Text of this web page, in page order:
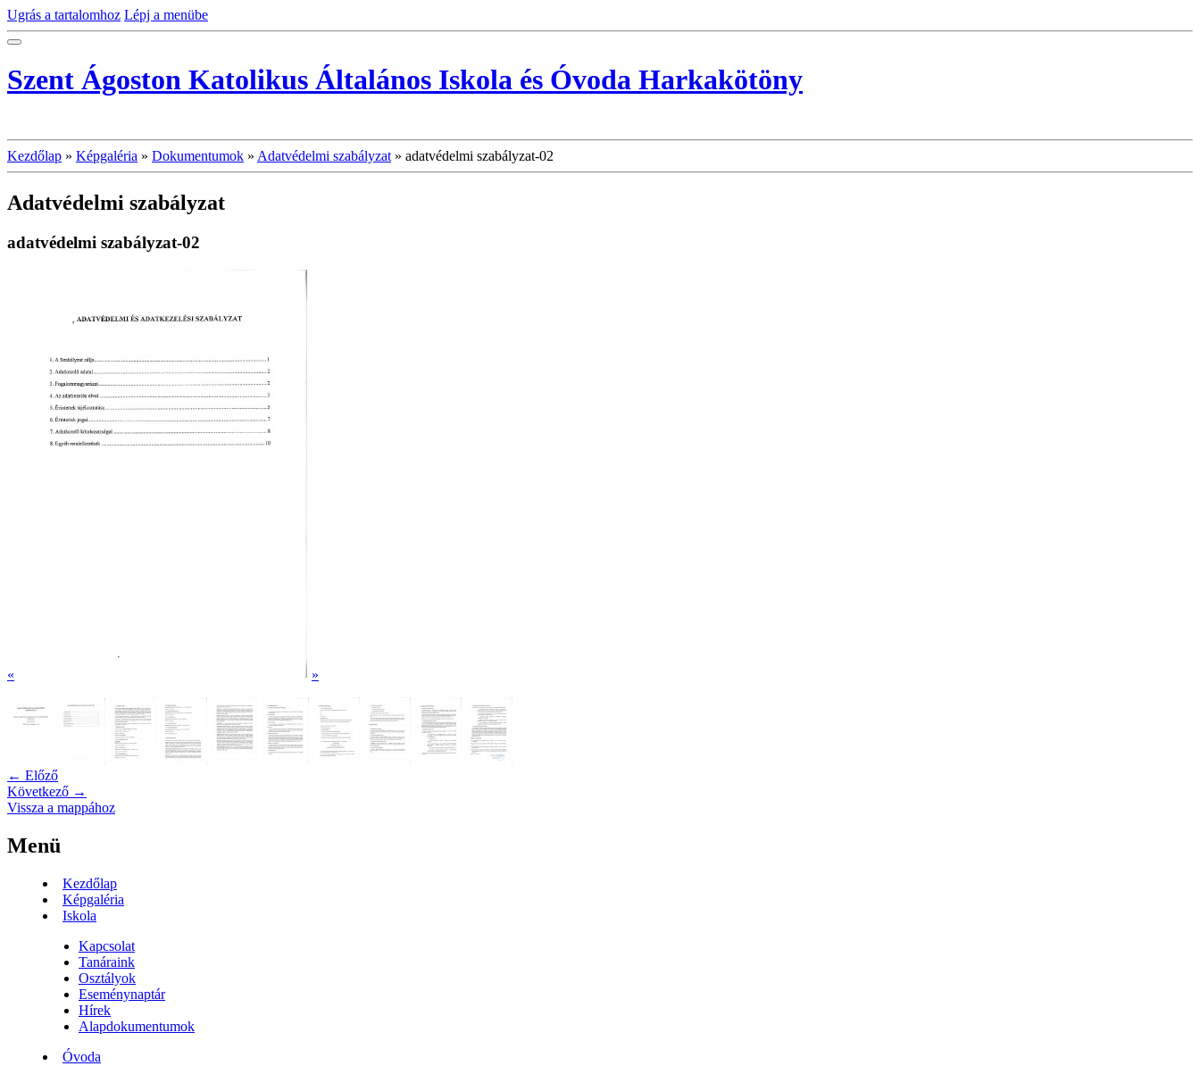
Ugrás a tartalomhoz Lépj a menübe
Szent Ágoston Katolikus Általános Iskola és Óvoda Harkakötöny
Kezdőlap » Képgaléria » Dokumentumok » Adatvédelmi szabályzat » adatvédelmi szabályzat-02
Adatvédelmi szabályzat
adatvédelmi szabályzat-02
« »
← Előző
Következő →
Vissza a mappához
Menü
Kezdőlap
Képgaléria
Iskola
Kapcsolat
Tanáraink
Osztályok
Eseménynaptár
Hírek
Alapdokumentumok
Óvoda